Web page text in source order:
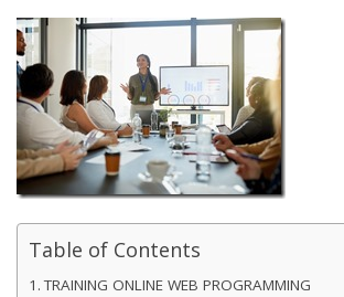
Table of Contents
TRAINING ONLINE WEB PROGRAMMING